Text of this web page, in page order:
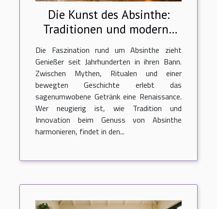
Die Kunst des Absinthe:
Traditionen und moderne
Zubereitungsmethoden
Die Faszination rund um Absinthe zieht
Genießer seit Jahrhunderten in ihren Bann.
Zwischen Mythen, Ritualen und einer
bewegten Geschichte erlebt das
sagenumwobene Getränk eine Renaissance.
Wer neugierig ist, wie Tradition und
Innovation beim Genuss von Absinthe
harmonieren, findet in den...